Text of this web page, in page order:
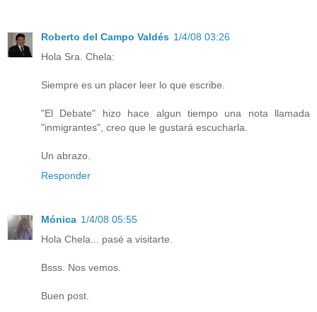
Roberto del Campo Valdés 1/4/08 03:26
Hola Sra. Chela:
Siempre es un placer leer lo que escribe.
"El Debate" hizo hace algun tiempo una nota llamada
"inmigrantes", creo que le gustará escucharla.
Un abrazo.
Responder
Mónica 1/4/08 05:55
Hola Chela... pasé a visitarte.
Bsss. Nos vemos.
Buen post.